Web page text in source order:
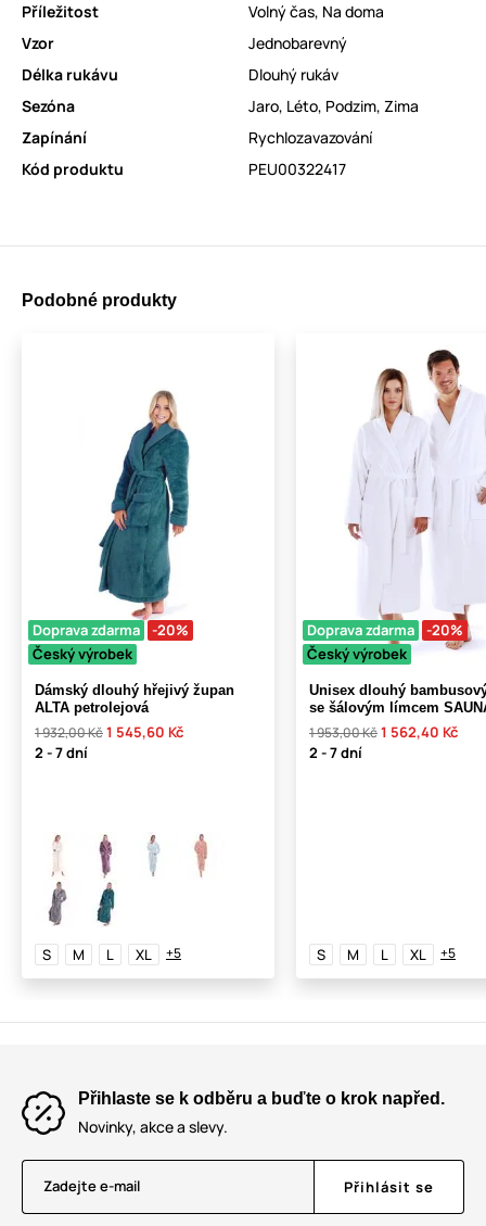
Příležitost
Volný čas, Na doma
Vzor
Jednobarevný
Délka rukávu
Dlouhý rukáv
Sezóna
Jaro, Léto, Podzim, Zima
Zapínání
Rychlozavazování
Kód produktu
PEU00322417
Podobné produkty
Doprava zdarma
-20%
Český výrobek
Dámský dlouhý hřejivý župan
ALTA petrolejová
1 932,00 Kč1 545,60 Kč
2 - 7 dní
S M L XL +5
Doprava zdarma
-20%
Český výrobek
Unisex dlouhý
se šálovým límcem
1 953,00 Kč1 562,40 Kč
2 - 7 dní
S M L XL +5
Přihlaste se k odběru a buďte o krok napřed.
Novinky, akce a slevy.
Zadejte e-mail Přihlásit se